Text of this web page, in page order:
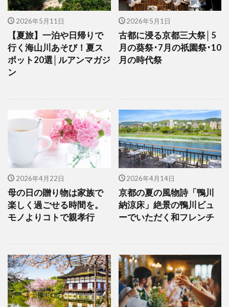
2026年5月11日
【夏旅】一泊や日帰りで
行く海山川あそび！夏ス
ポット20選│ルアンマガジ
ン
2026年5月1日
古都に浸る京都三大祭│5
月の葵祭･7月の祇園祭･10
月の時代祭
2026年4月22日
母の日の贈り物は家族で
楽しく過ごせる時間を。
モノよりコトで親孝行
2026年4月14日
京都の夏の風物詩「鴨川
納涼床」絶景の鴨川ビュ
ーでいただく和フレンチ